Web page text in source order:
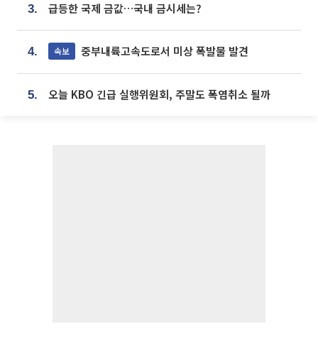
3. 급등한 국제 금값…국내 금시세는?
4. 속보 중부내륙고속도로서 미상 폭발물 발견
5. 오늘 KBO 긴급 실행위원회, 주말도 폭염취소 될까